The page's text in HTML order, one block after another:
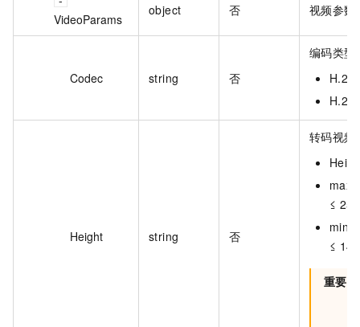
VideoParams
object 否 视频参数
Codec string 否
编码类型
Height string 否
转码视频
max
≤
min
≤
重要